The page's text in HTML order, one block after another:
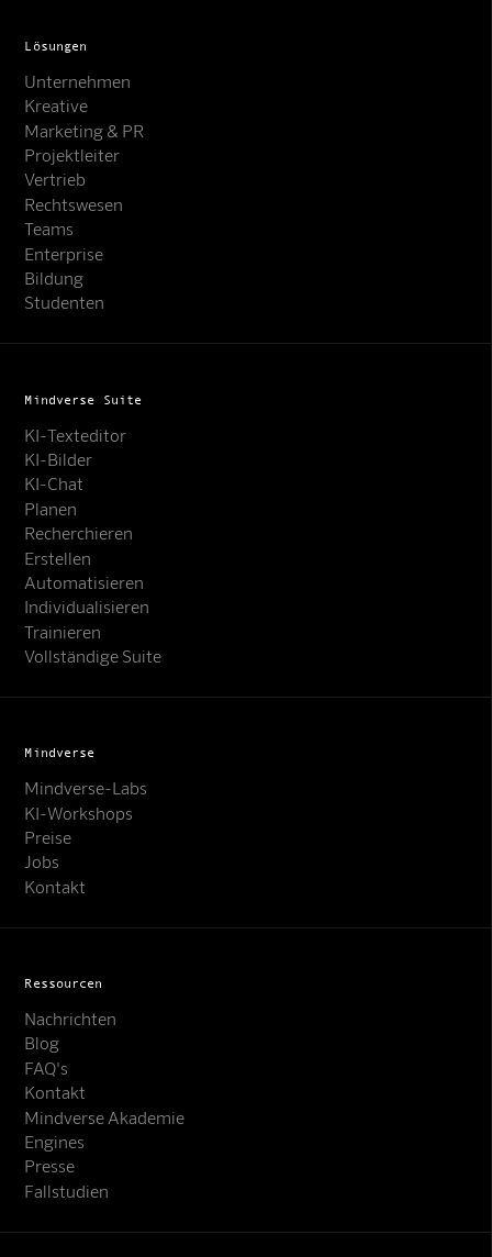
Lösungen
Unternehmen
Kreative
Marketing & PR
Projektleiter
Vertrieb
Rechtswesen
Teams
Enterprise
Bildung
Studenten
Mindverse Suite
KI-Texteditor
KI-Bilder
KI-Chat
Planen
Recherchieren
Erstellen
Automatisieren
Individualisieren
Trainieren
Vollständige Suite
Mindverse
Mindverse-Labs
KI-Workshops
Preise
Jobs
Kontakt
Ressourcen
Nachrichten
Blog
FAQ's
Kontakt
Mindverse Akademie
Engines
Presse
Fallstudien